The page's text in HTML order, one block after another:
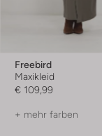
Freebird
Maxikleid
€ 109,99
+ mehr farben